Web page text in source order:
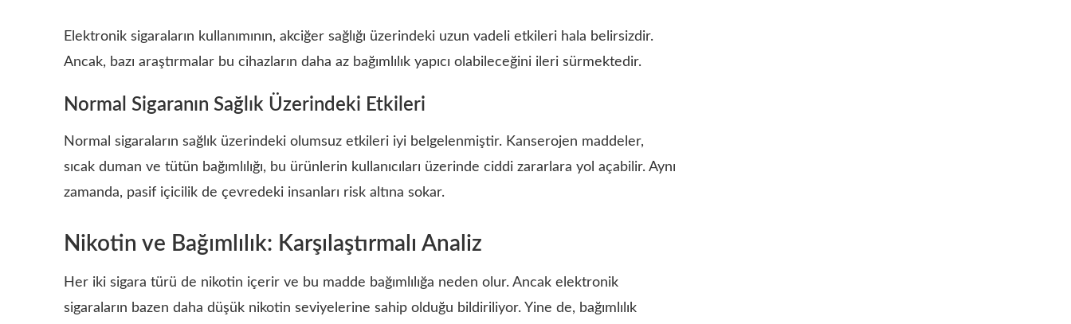
Elektronik sigaraların kullanımının, akciğer sağlığı üzerindeki uzun vadeli etkileri hala belirsizdir.
Ancak, bazı araştırmalar bu cihazların daha az bağımlılık yapıcı olabileceğini ileri sürmektedir.
Normal Sigaranın Sağlık Üzerindeki Etkileri
Normal sigaraların sağlık üzerindeki olumsuz etkileri iyi belgelenmiştir. Kanserojen maddeler,
sıcak duman ve tütün bağımlılığı, bu ürünlerin kullanıcıları üzerinde ciddi zararlara yol açabilir. Aynı
zamanda, pasif içicilik de çevredeki insanları risk altına sokar.
Nikotin ve Bağımlılık: Karşılaştırmalı Analiz
Her iki sigara türü de nikotin içerir ve bu madde bağımlılığa neden olur. Ancak elektronik
sigaraların bazen daha düşük nikotin seviyelerine sahip olduğu bildiriliyor. Yine de, bağımlılık